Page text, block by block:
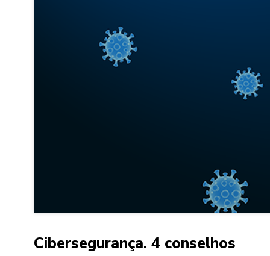
Cibersegurança. 4 conselhos